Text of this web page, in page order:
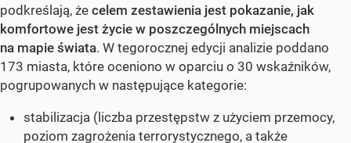
podkreślają, że celem zestawienia jest pokazanie, jak
komfortowe jest życie w poszczególnych miejscach
na mapie świata. W tegorocznej edycji analizie poddano
173 miasta, które oceniono w oparciu o 30 wskaźników,
pogrupowanych w następujące kategorie:
stabilizacja (liczba przestępstw z użyciem przemocy,
poziom zagrożenia terrorystycznego, a także